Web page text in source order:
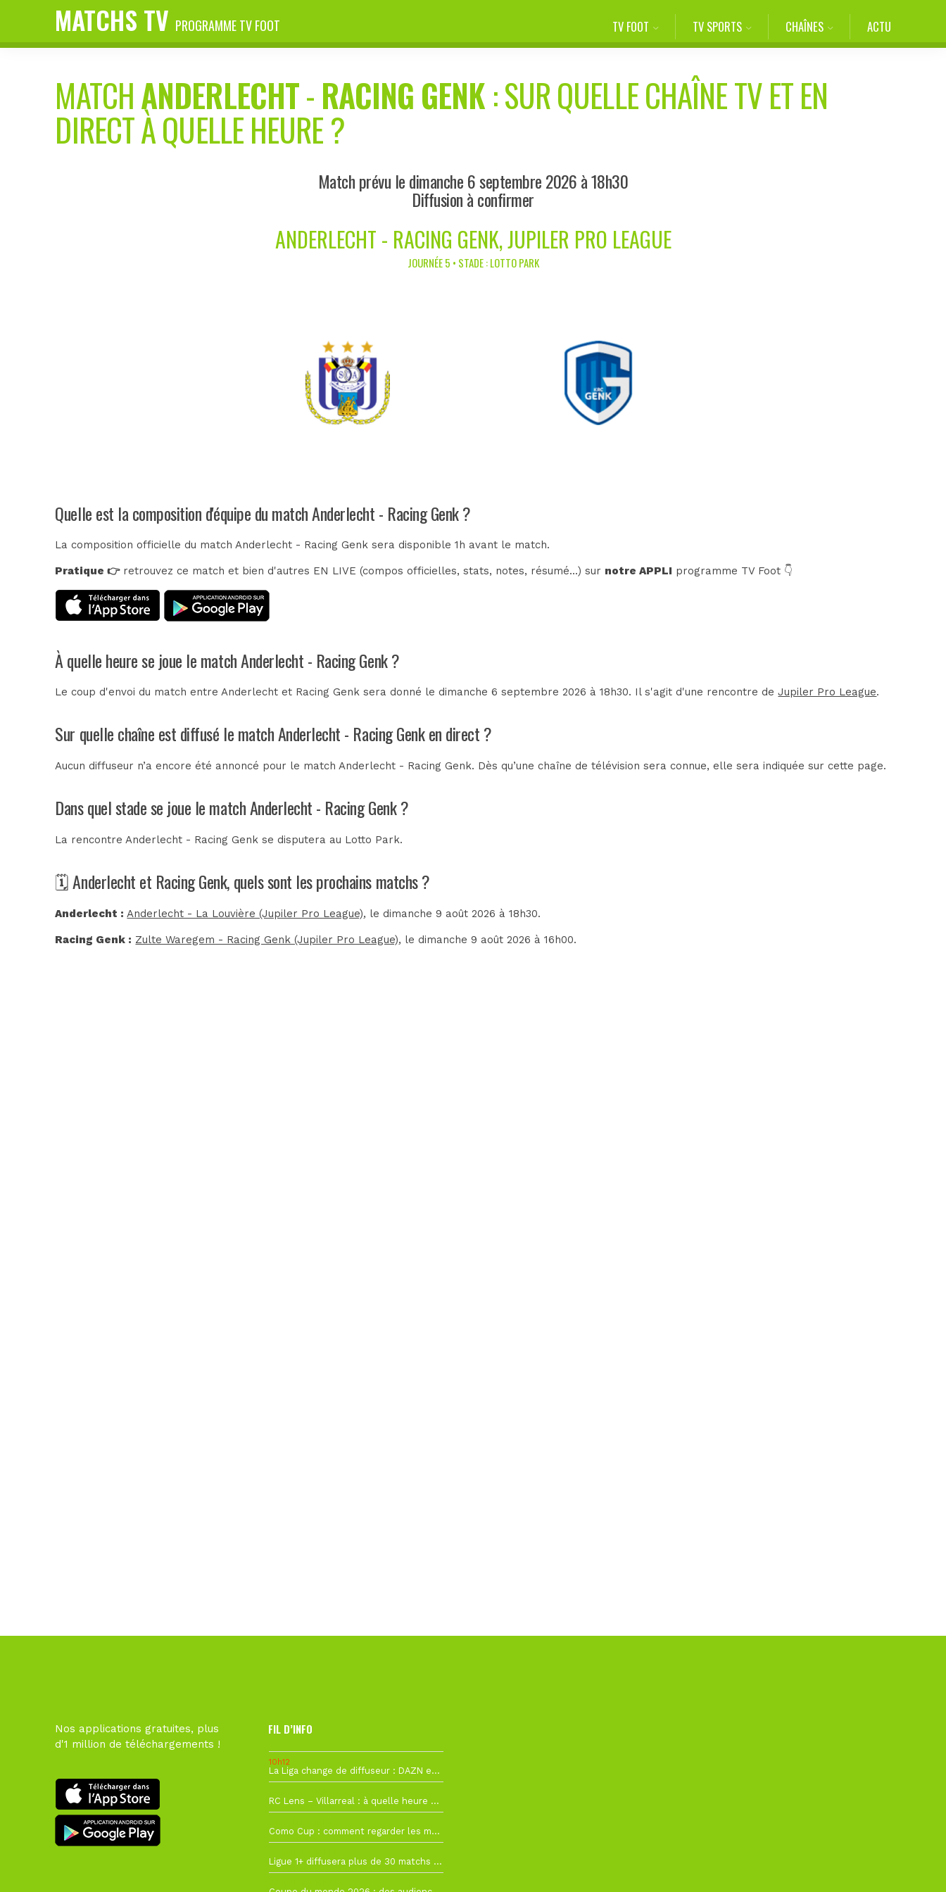
MATCHS TV PROGRAMME TV FOOT TV FOOT TV SPORTS CHAÎNES ACTU
MATCHANDERLECHT-RACING GENK: SUR QUELLE CHAÎNE TV ET EN
DIRECT À QUELLE HEURE ?
Match prévu le dimanche 6 septembre 2026 à 18h30
Diffusion à confirmer
ANDERLECHT - RACING GENK, JUPILER PRO LEAGUE
JOURNÉE 5 • STADE : LOTTO PARK
Quelle est la composition d'équipe du match Anderlecht - Racing Genk ?
La composition officielle du match Anderlecht - Racing Genk sera disponible 1h avant le match.
Pratique 👉retrouvez ce match et bien d'autres EN LIVE (compos officielles, stats, notes, résumé...) sur notre APPLI programme TV Foot 👇
À quelle heure se joue le match Anderlecht - Racing Genk ?
Le coup d'envoi du match entre Anderlecht et Racing Genk sera donné le dimanche 6 septembre 2026 à 18h30. Il s'agit d'une rencontre deJupiler Pro League.
Sur quelle chaîne est diffusé le match Anderlecht - Racing Genk en direct ?
Aucun diffuseur n’a encore été annoncé pour le match Anderlecht - Racing Genk. Dès qu’une chaîne de télévision sera connue, elle sera indiquée sur cette page.
Dans quel stade se joue le match Anderlecht - Racing Genk ?
La rencontre Anderlecht - Racing Genk se disputera au Lotto Park.
🗓️ Anderlecht et Racing Genk, quels sont les prochains matchs ?
Anderlecht : Anderlecht - La Louvière (Jupiler Pro League), le dimanche 9 août 2026 à 18h30.
Racing Genk : Zulte Waregem - Racing Genk (Jupiler Pro League), le dimanche 9 août 2026 à 16h00.
Nos applications gratuites, plus
d'1 million de téléchargements !
FIL D’INFO
10h12
La Liga change de diffuseur : DAZN et Disney+ remplacent beIN Sports !
RC Lens – Villarreal : à quelle heure et sur quelle chaîne voir la finale de la Como Cup ?
Como Cup : comment regarder les matchs du RC Lens en direct ?
Ligue 1+ diffusera plus de 30 matchs amicaux avant la reprise de la Ligue 1